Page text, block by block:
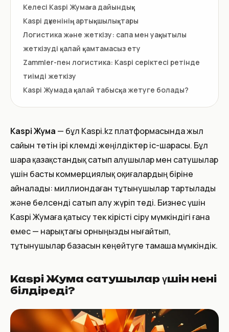
Келесі Kaspi Жумаға дайындық
Kaspi дүкенінің артықшылықтары
Логистика және жеткізу: сапа мен уақытылы
жеткізуді қалай қамтамасыз ету
Zammler-пен логистика: Kaspi серіктесі ретінде
тиімді жеткізу
Kaspi Жумада қалай табысқа жетуге болады?
Kaspi Жума — бұл Kaspi.kz платформасында жыл
сайын өтетін ірі көлемді жеңілдіктер іс-шарасы. Бұл
шара қазақстандық сатып алушылар мен сатушылар
үшін басты коммерциялық оқиғалардың біріне
айналады: миллиондаған тұтынушылар тартылады
және белсенді сатып алу жүріп өтеді. Бизнес үшін
Kaspi Жумаға қатысу тек кірісті өсіру мүмкіндігі ғана
емес — нарықтағы орныңызды нығайтып,
тұтынушылар базасын кеңейтуге тамаша мүмкіндік.
Kaspi Жума сатушылар үшін нені
білдіреді?